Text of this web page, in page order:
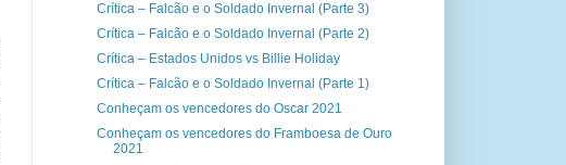
Crítica – Falcão e o Soldado Invernal (Parte 3)
Crítica – Falcão e o Soldado Invernal (Parte 2)
Crítica – Estados Unidos vs Billie Holiday
Crítica – Falcão e o Soldado Invernal (Parte 1)
Conheçam os vencedores do Oscar 2021
Conheçam os vencedores do Framboesa de Ouro
2021